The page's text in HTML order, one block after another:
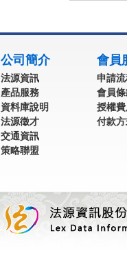
公司簡介
法源資訊
產品服務
資料庫說明
法源徵才
交通資訊
策略聯盟
會員
申請
會員
授權費
付款